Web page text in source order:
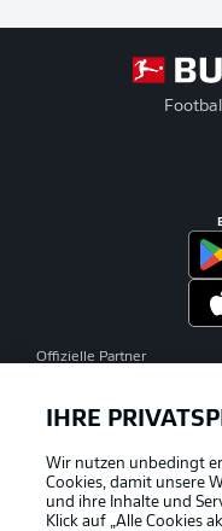
Offizielle Partner
IHRE
Wir nutzen unbedingt
Cookies, damit unsere
und ihre Inhalte und
Klick auf „Alle Cookies